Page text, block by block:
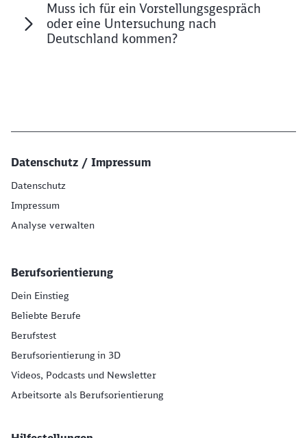
Muss ich für ein Vorstellungsgespräch
oder eine Untersuchung nach
Deutschland kommen?
Datenschutz / Impressum
Datenschutz
Impressum
Analyse verwalten
Berufsorientierung
Dein Einstieg
Beliebte Berufe
Berufstest
Berufsorientierung in 3D
Videos, Podcasts und Newsletter
Arbeitsorte als Berufsorientierung